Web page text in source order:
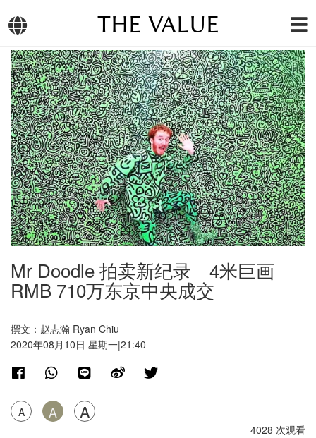
THE VALUE
Mr Doodle 拍卖新纪录 4米巨画
RMB 710万东京中央成交
撰文：赵志瀚 Ryan Chiu
2020年08月10日 星期一|21:40
A A A
4028 次观看